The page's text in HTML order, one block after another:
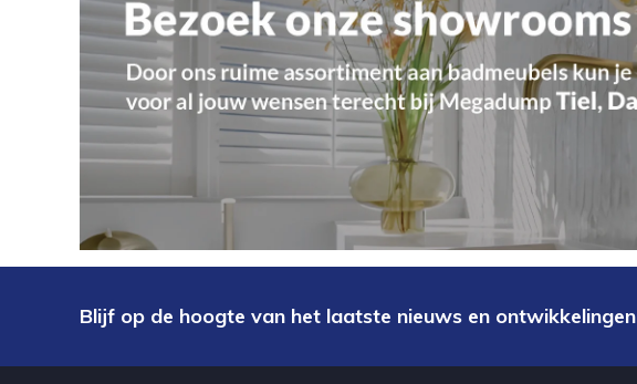
Blijf op de hoogte van het laatste nieuws en ontwikkelingen